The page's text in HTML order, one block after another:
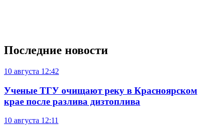
Последние новости
10 августа 12:42
Ученые ТГУ очищают реку в Красноярском
крае после разлива дизтоплива
10 августа 12:11